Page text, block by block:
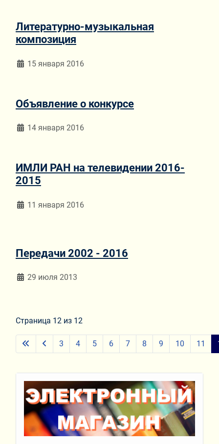
Литературно-музыкальная
композиция
Информация о материале
15 января 2016
Объявление о конкурсе
Информация о материале
14 января 2016
ИМЛИ РАН на телевидении 2016-
2015
Информация о материале
11 января 2016
Передачи 2002 - 2016
Информация о материале
29 июля 2013
Страница 12 из 12
3 4 5 6 7 8 9 10 11